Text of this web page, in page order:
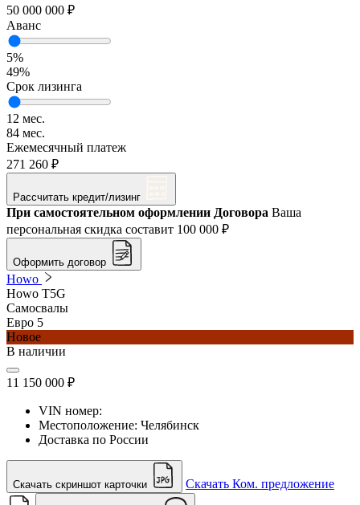
50 000 000 ₽
Аванс
5%
49%
Срок лизинга
12 мес.
84 мес.
Ежемесячный платеж
271 260 ₽
Рассчитать кредит/лизинг
При самостоятельном оформлении Договора Ваша
персональная скидка составит 100 000 ₽
Оформить договор
Howo
Howo T5G
Самосвалы
Евро 5
Новое
В наличии
11 150 000 ₽
VIN номер:
Местоположение: Челябинск
Доставка по России
Скачать скриншот карточки Скачать Ком. предложение